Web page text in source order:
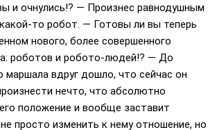
и очнулись!? — Произнес равнодушным
то робот. — Готовы ли вы теперь
нового, более совершенного
роботов и робото-людей!? — До
маршала вдруг дошло, что сейчас он
нечто, что абсолютно
положение и вообще заставит
просто изменить к нему отношение, но